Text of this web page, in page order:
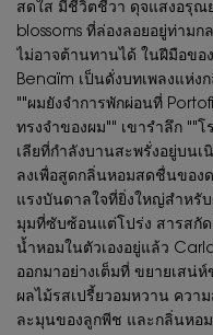
สดใส มีชีวิตชีวา ดุจแสงอรุณ
blossoms ที่ล่องลอยอยู่ท่ามก
ไม่อาจต้านทานได้ ในฝีมือข
Benaïm เป็นดั่งบทเพลงแห่
""ผมยังจำการพักผ่อนที่
ทรงจำของผม"" เขารำลึก ""
เลียที่กำลังบานสะพรั่งอยู่บน
ลงเพื่อสูดกลิ่นหอมสดชื่นของ
แรงบันดาลใจที่ยิ่งใหญ่สำหรับ
มุมที่ซับซ้อนแต่โปร่ง สารสกั
น้ำหอมในตัวเองอยู่แล้ว
ออกมาอย่างเต็มที่ ขยายเสน่
ผลไม้รสเปรี้ยวอมหวาน คว
ละมุนของลูกพีช และกลิ่นหอ